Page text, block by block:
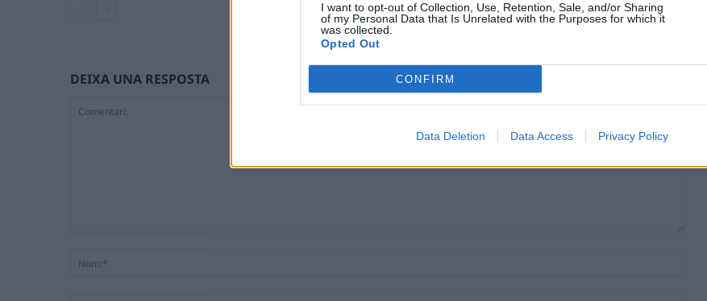
I want to opt-out of Collection, Use, Retention, Sale, and/or Sharing
of my Personal Data that Is Unrelated with the Purposes for which it
was collected.
Opted Out
CONFIRM
Data Deletion Data Access Privacy Policy
DEIXA UNA RESPOSTA